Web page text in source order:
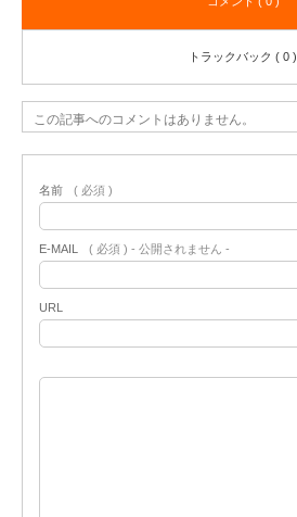
トラックバック ( 0 )
この記事へのコメントはありません。
名前 ( 必須 )
E-MAIL ( 必須 ) - 公開されません -
URL